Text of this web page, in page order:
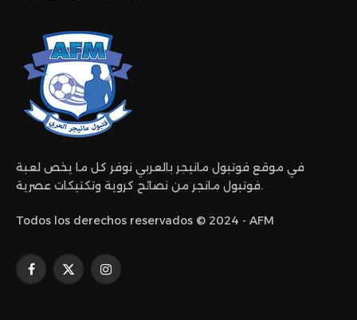
في موقع فوتبول مانيجر بالعربي نوفر كل ما يخص لعبة
فوتبول مانجر من نصائح كروية وتكتيكات عصرية.
Todos los derechos reservados © 2024 - AFM
Facebook
X
Instagram